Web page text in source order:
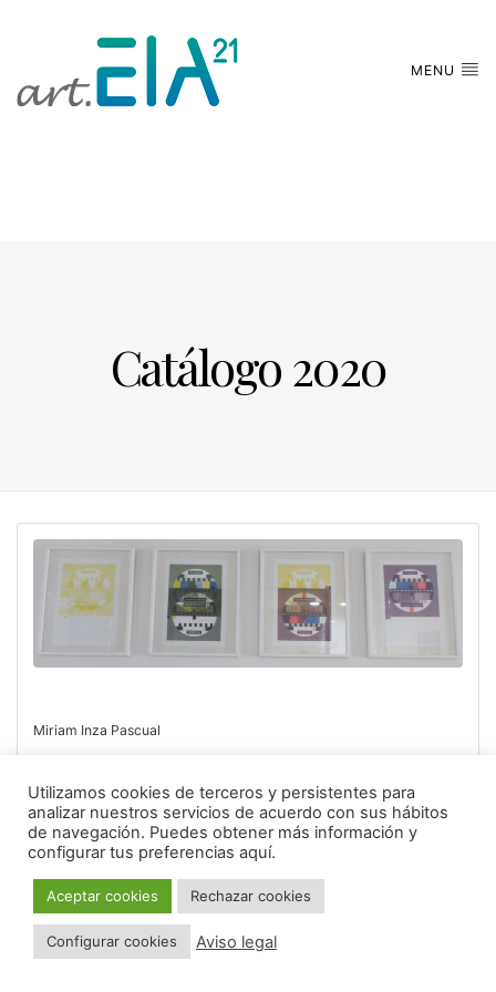
MENU
Catálogo 2020
Miriam Inza Pascual
Utilizamos cookies de terceros y persistentes para
analizar nuestros servicios de acuerdo con sus hábitos
de navegación. Puedes obtener más información y
configurar tus preferencias aquí.
Aceptar cookies Rechazar cookies
Configurar cookies Aviso legal